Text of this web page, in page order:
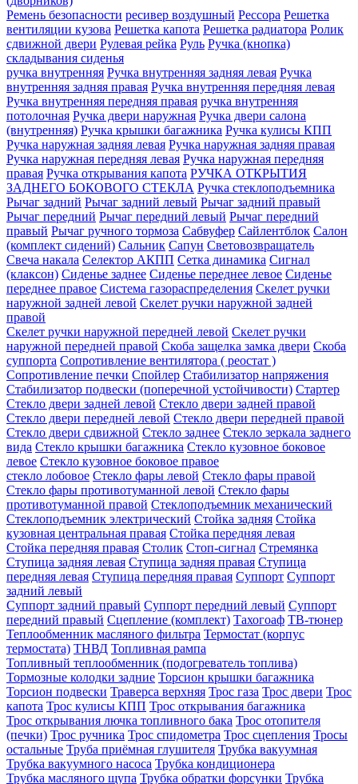
Ремень безопасности ресивер воздушный Рессора Решетка
вентиляции кузова Решетка капота Решетка радиатора Ролик
сдвижной двери Рулевая рейка Руль Ручка (кнопка)
складывания сиденья
ручка внутренняя Ручка внутренняя задняя левая Ручка
внутренняя задняя правая Ручка внутренняя передняя левая
Ручка внутренняя передняя правая ручка внутренняя
потолочная Ручка двери нaружная Ручка двери салона
(внутренняя) Ручка крышки багажника Ручка кулисы КПП
Ручка наружная задняя левая Ручка наружная задняя правая
Ручка наружная передняя левая Ручка наружная передняя
правая Ручка открывания капота РУЧКА ОТКРЫТИЯ
ЗАДНЕГО БОКОВОГО СТЕКЛА Ручка стеклоподъемника
Рычаг задний Рычаг задний левый Рычаг задний правый
Рычаг передний Рычаг передний левый Рычаг передний
правый Рычаг ручного тормоза Сабвуфер Сайлентблок Салон
(комплект сидений) Сальник Сапун Световозвращатель
Свеча накала Селектор АКПП Сетка динамика Сигнал
(клаксон) Сиденье заднее Сиденье переднее левое Сиденье
переднее правое Система газораспределения Скелет ручки
наружной задней левой Скелет ручки наружной задней
правой
Скелет ручки наружной передней левой Скелет ручки
наружной передней правой Скоба защелка замка двери Скоба
суппорта Сопротивление вентилятора ( реостат )
Сопротивление печки Спойлер Стабилизатор напряжения
Стабилизатор подвески (поперечной устойчивости) Стартер
Стекло двери задней левой Стекло двери задней правой
Стекло двери передней левой Стекло двери передней правой
Стекло двери сдвижной Стекло заднее Стекло зеркала заднего
вида Стекло крышки багажника Стекло кузовное боковое
левое Стекло кузовное боковое правое
стекло лобовое Стекло фары левой Стекло фары правой
Стекло фары противотуманной левой Стекло фары
противотуманной правой Стеклоподъемник механический
Стеклоподъемник электрический Стойка задняя Стойка
кузовная центральная правая Стойка передняя левая
Стойка передняя правая Столик Стоп-сигнал Стремянка
Ступица задняя левая Ступица задняя правая Ступица
передняя левая Ступица передняя правая Суппорт Суппорт
задний левый
Суппорт задний правый Суппорт передний левый Суппорт
передний правый Сцепление (комплект) Тахогоаф ТВ-тюнер
Теплообменник масляного фильтра Термостат (корпус
термостата) ТНВД Топливная рампа
Топливный теплообменник (подогреватель топлива)
Тормозные колодки задние Торсион крышки багажника
Торсион подвески Траверса верхняя Трос газа Трос двери Трос
капота Трос кулисы КПП Трос открывания багажника
Трос открывания лючка топливного бака Трос отопителя
(печки) Трос ручника Трос спидометра Трос сцепления Тросы
остальные Труба приёмная глушителя Трубка вакуумная
Трубка вакуумного насоса Трубка кондиционера
Трубка масляного щупа Трубка обратки форсунки Трубка